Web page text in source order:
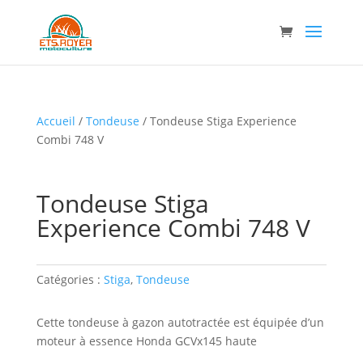
Accueil / Tondeuse / Tondeuse Stiga Experience
Combi 748 V
Tondeuse Stiga
Experience Combi 748 V
Catégories : Stiga, Tondeuse
Cette tondeuse à gazon autotractée est équipée d’un
moteur à essence Honda GCVx145 haute